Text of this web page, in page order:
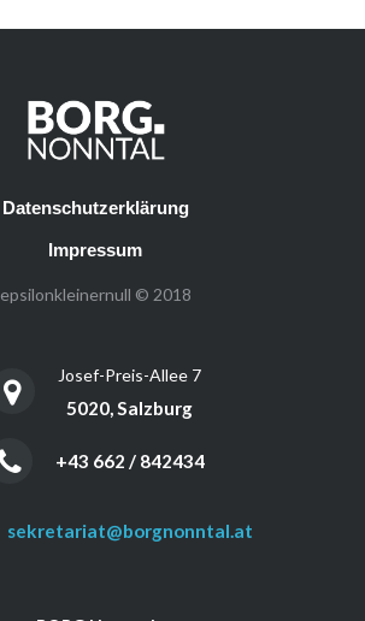
Datenschutzerklärung
Impressum
epsilonkleinernull © 2018
Josef-Preis-Allee 7
5020, Salzburg
+43 662 / 842434
sekretariat@borgnonntal.at